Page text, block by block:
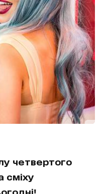
четвертого
сміху